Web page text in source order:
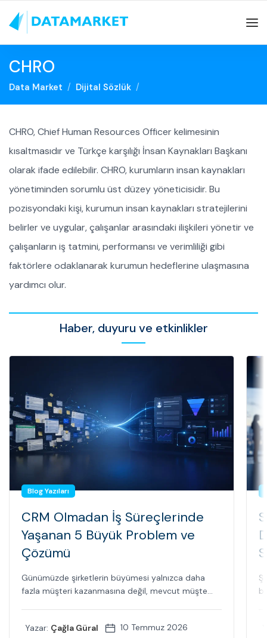
CHRO
Data Market Dijital Sözlük
CHRO, Chief Human Resources Officer kelimesinin
kısaltmasıdır ve Türkçe karşılığı İnsan Kaynakları Başkanı
olarak ifade edilebilir. CHRO, kurumların insan kaynakları
yönetiminden sorumlu üst düzey yöneticisidir. Bu
pozisyondaki kişi, kurumun insan kaynakları stratejilerini
belirler ve uygular, çalışanlar arasındaki ilişkileri yönetir ve
çalışanların iş tatmini, performansı ve verimliliği gibi
faktörlere odaklanarak kurumun hedeflerine ulaşmasına
yardımcı olur.
Haber, duyuru ve etkinlikler
Blog Yazıları
CRM Olmadan İş Süreçlerinde
Yaşanan 5 Büyük Problem ve
Çözümü
Günümüzde şirketlerin büyümesi yalnızca daha
fazla müşteri kazanmasına değil, mevcut müşte...
Yazar: Çağla Güral 10 Temmuz 2026